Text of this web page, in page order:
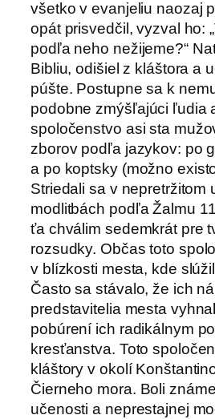
všetko v evanjeliu naozaj
opát prisvedčil, vyzval ho:
podľa neho nežijeme?“
Bibliu, odišiel z kláštora a
púšte. Postupne sa k
podobne zmýšľajúci ľudia
spoločenstvo asi sta
zborov podľa jazykov: po
a po koptsky (možno
Striedali sa v nepretržitom
modlitbách podľa Žalmu
ťa chválim sedemkrát pre
rozsudky. Občas toto
v blízkosti mesta, kde
Často sa stávalo, že ich
predstavitelia mesta
pobúrení ich radikálnym
kresťanstva. Toto
kláštory v okolí
Čierneho mora. Boli
učenosti a neprestajnej